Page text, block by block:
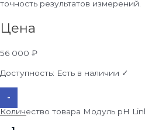
точность результатов измерений.
Цена
56 000 ₽
Доступность: Есть в наличии ✓
-
Количество товара Модуль pH